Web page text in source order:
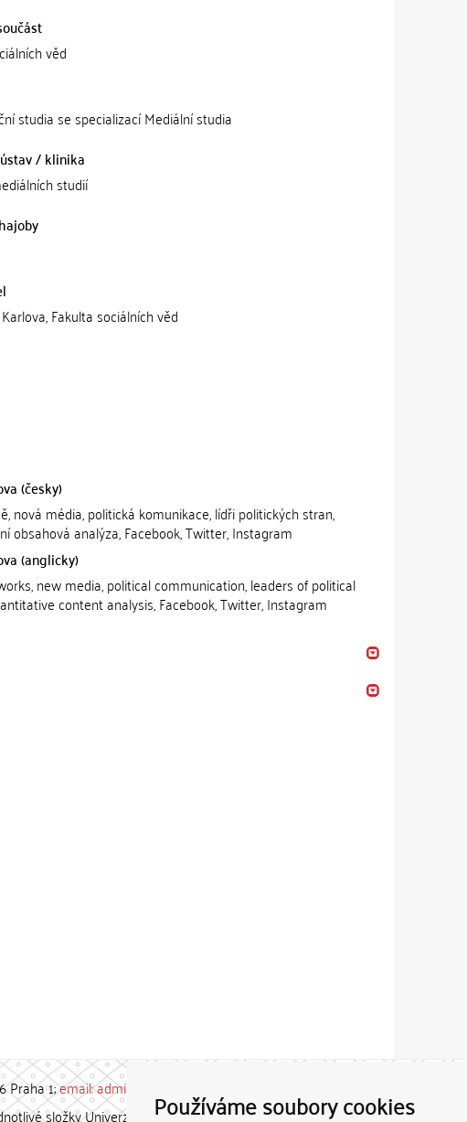
Používáme soubory cookies
věd
studia se specializací Mediální studia
/ klinika
studií
Fakulta sociálních věd
(česky)
nová média, politická komunikace, lídři politických stran,
obsahová analýza, Facebook, Twitter, Instagram
(anglicky)
new media, political communication, leaders of political
content analysis, Facebook, Twitter, Instagram
Praha 1;email: admin-repozitar [at] cuni.cz
složky Univerzity Karlovy. / Each constituent